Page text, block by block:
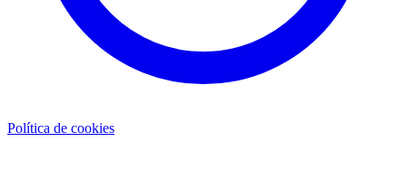
Política de cookies